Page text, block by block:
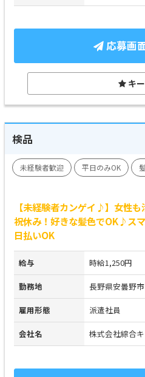
応募画
キ
検品
未経験者歓迎 平日のみOK
【未経験者カンゲイ♪】女性
祝休み！好きな髪色でOK♪ス
日払いOK
給与 時給1,250円
勤務地 長野県安曇
雇用形態 派遣社員
会社名 株式会社綜合